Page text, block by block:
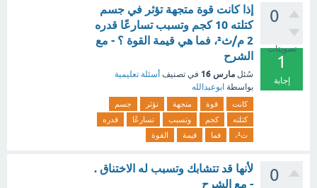
0
تصويتات
1
إجابة
إذا كانت قوة متجهة تؤثر في جسم
كتلته 10 كجم وتسبب تسارعًا قدره
2 م/ث²، فما هي قيمة القوة ؟ - مع
الشرح
سُئل مارس 16 في تصنيف أسئلة تعليمية
بواسطة ابوعبدالله
كانت قوة متجهة تؤثر
جسم
كتلته
كجم وتسبب تسارعًا
قدره
ث²،
فما قيمة القوة
0
لأنها قد تتشابك وتسبب له الاختناق .
- مع الشرح